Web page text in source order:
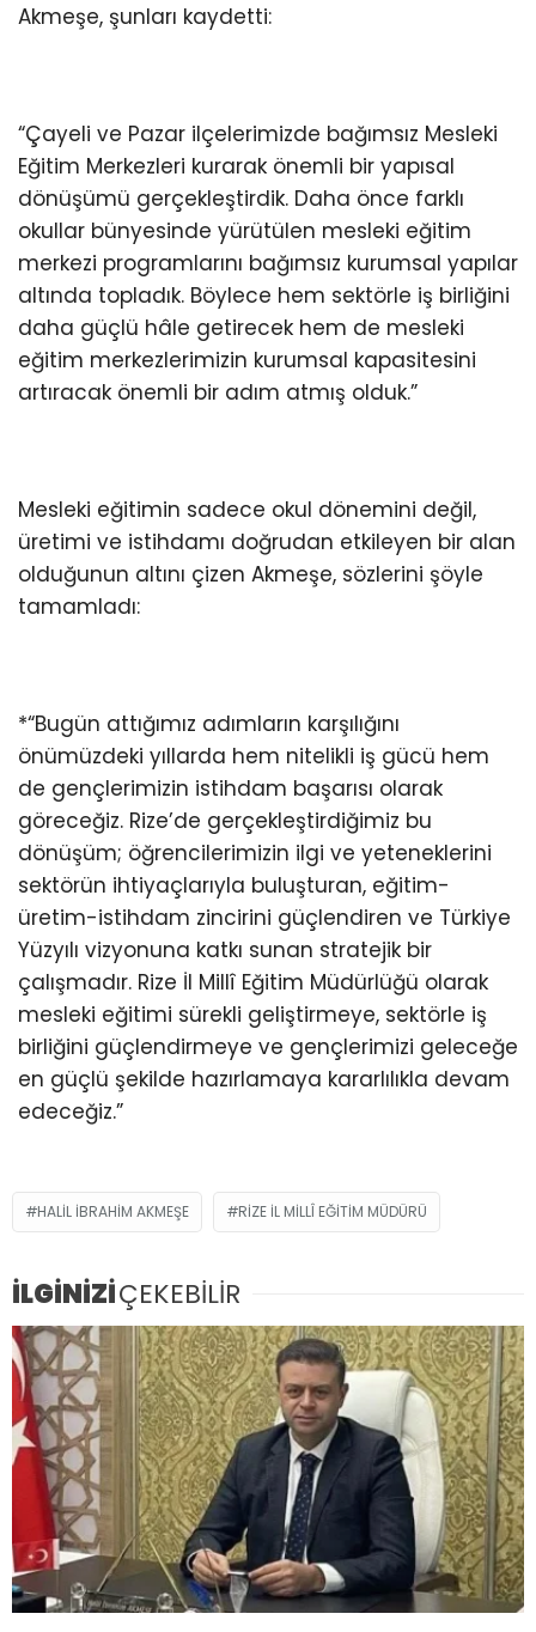
Akmeşe, şunları kaydetti:
“Çayeli ve Pazar ilçelerimizde bağımsız Mesleki
Eğitim Merkezleri kurarak önemli bir yapısal
dönüşümü gerçekleştirdik. Daha önce farklı
okullar bünyesinde yürütülen mesleki eğitim
merkezi programlarını bağımsız kurumsal yapılar
altında topladık. Böylece hem sektörle iş birliğini
daha güçlü hâle getirecek hem de mesleki
eğitim merkezlerimizin kurumsal kapasitesini
artıracak önemli bir adım atmış olduk.”
Mesleki eğitimin sadece okul dönemini değil,
üretimi ve istihdamı doğrudan etkileyen bir alan
olduğunun altını çizen Akmeşe, sözlerini şöyle
tamamladı:
*“Bugün attığımız adımların karşılığını
önümüzdeki yıllarda hem nitelikli iş gücü hem
de gençlerimizin istihdam başarısı olarak
göreceğiz. Rize’de gerçekleştirdiğimiz bu
dönüşüm; öğrencilerimizin ilgi ve yeteneklerini
sektörün ihtiyaçlarıyla buluşturan, eğitim-
üretim-istihdam zincirini güçlendiren ve Türkiye
Yüzyılı vizyonuna katkı sunan stratejik bir
çalışmadır. Rize İl Millî Eğitim Müdürlüğü olarak
mesleki eğitimi sürekli geliştirmeye, sektörle iş
birliğini güçlendirmeye ve gençlerimizi geleceğe
en güçlü şekilde hazırlamaya kararlılıkla devam
edeceğiz.”
HALIL İBRAHIM AKMEŞE RIZE İL MILLÎ EĞITIM MÜDÜRÜ
İLGİNİZİÇEKEBİLİR